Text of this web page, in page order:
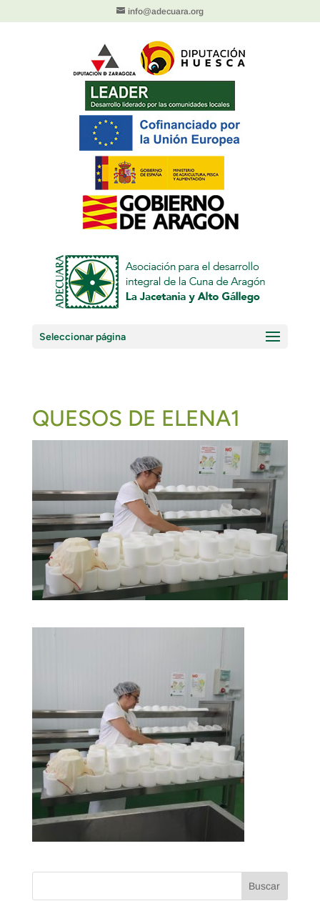
info@adecuara.org
Seleccionar página
QUESOS DE ELENA1